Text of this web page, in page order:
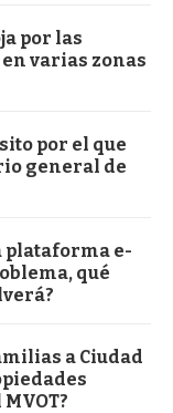
por las
varias zonas
por el que
general de
plataforma e-
qué
a Ciudad